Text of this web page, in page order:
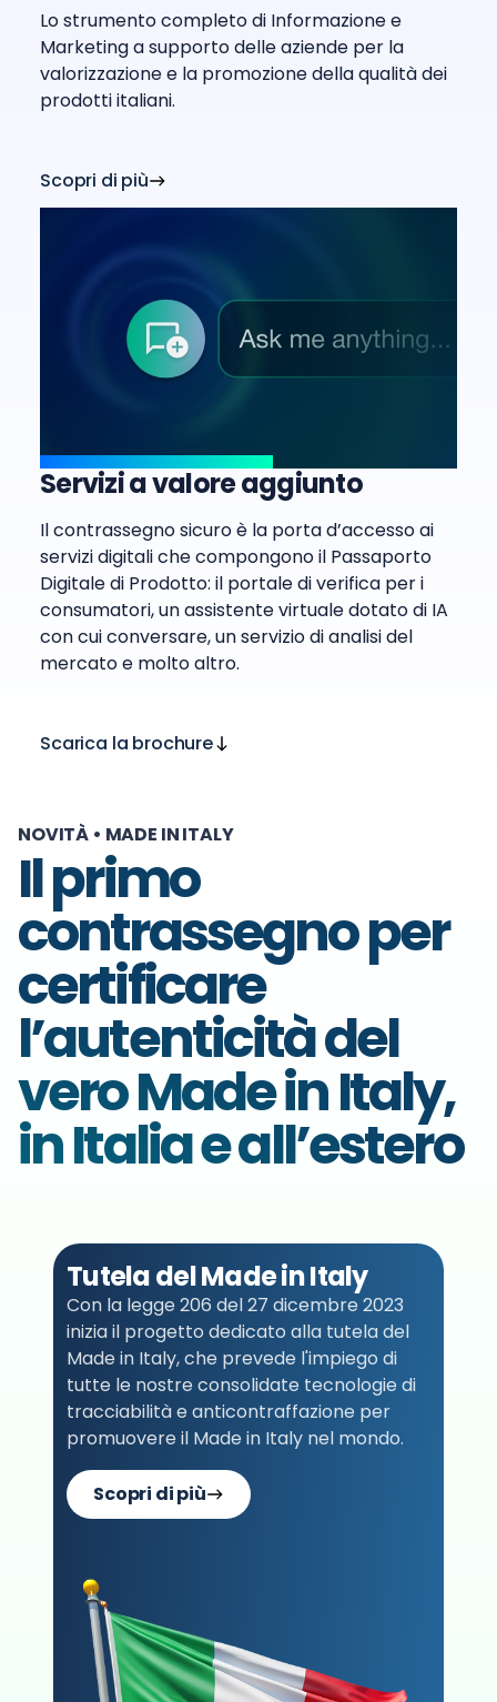
Lo strumento completo di Informazione e
Marketing a supporto delle aziende per la
valorizzazione e la promozione della qualità dei
prodotti italiani.
Scopri di più
Servizi a valore aggiunto
Il contrassegno sicuro è la porta d’accesso ai
servizi digitali che compongono il Passaporto
Digitale di Prodotto: il portale di verifica per i
consumatori, un assistente virtuale dotato di IA
con cui conversare, un servizio di analisi del
mercato e molto altro.
Scarica la brochure
NOVITÀ • MADE IN ITALY
Il primo
contrassegno per
certificare
l’autenticità del
vero Made in Italy,
in Italia e all’estero
Tutela del Made in Italy
Con la legge 206 del 27 dicembre 2023
inizia il progetto dedicato alla tutela del
Made in Italy, che prevede l'impiego di
tutte le nostre consolidate tecnologie di
tracciabilità e anticontraffazione per
promuovere il Made in Italy nel mondo.
Scopri di più